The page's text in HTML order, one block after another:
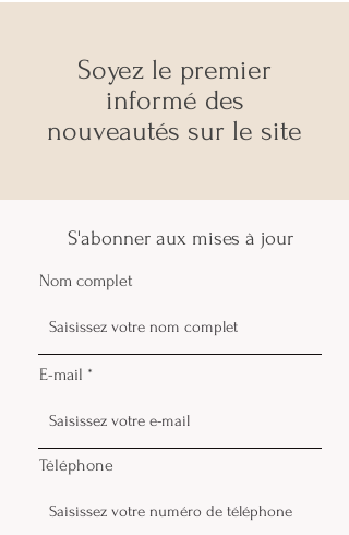
Soyez le premier
informé des
nouveautés sur le site
S'abonner aux mises à jour
Nom complet
E-mail
Téléphone